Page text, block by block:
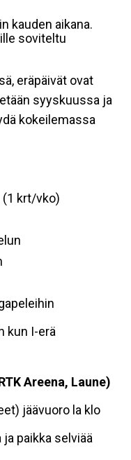
kauden aikana.
soviteltu
eräpäivät ovat
syyskuussa ja
kokeilemassa
(1 krt/vko)
kun I-erä
Areena, Laune)
jäävuoro la klo
paikka selviää